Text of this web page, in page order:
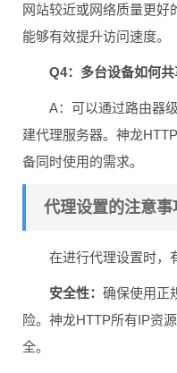
网站较近或网络质量更好
能够有效提升访问速度。
Q4：多台设备如何共
A：可以通过路由器
建代理服务器。神龙
备同时使用的需求。
代理设置的注意事
在进行代理设置时，
安全性： 确保使用正
险。神龙HTTP所有IP资
全。